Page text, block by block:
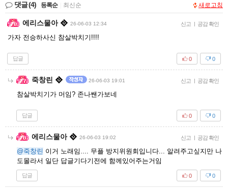
댓글(4) 등록순 최신순 새로고침
에리스물아 26-06-03 12:34 신고 | 공감 확인
가자 전승하사신 참살박치기!!!!
답글 0
0
죽창린 26-06-03 19:01 신고 | 공감 확인
참살박치기가 머임? 존나쌘가보네
답글 0
0
에리스물아 26-06-03 19:02 신고 | 공감 확인
@죽창린 이거 노래임.... 무플 방지위원회입니다... 알려주고싶지만 나
도몰라서 일단 답글기다기전에 함께있어주는거임
답글 0
0